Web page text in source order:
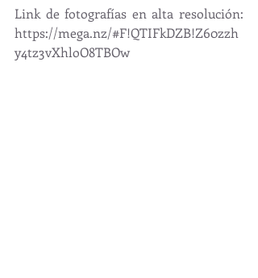
Link de fotografías en alta resolución:
https://mega.nz/#F!QTIFkDZB!Z60zzh
y4tz3vXhloO8TBOw